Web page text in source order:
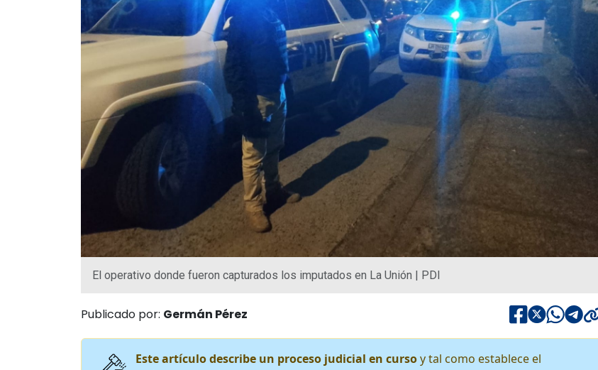
El operativo donde fueron capturados los imputados en La Unión | PDI
Publicado por: Germán Pérez
Este artículo describe un proceso judicial en cursoy tal como establece el